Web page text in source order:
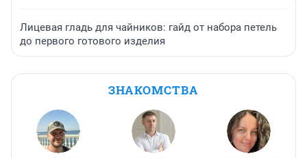
Лицевая гладь для чайников: гайд от набора петель
до первого готового изделия
ЗНАКОМСТВА